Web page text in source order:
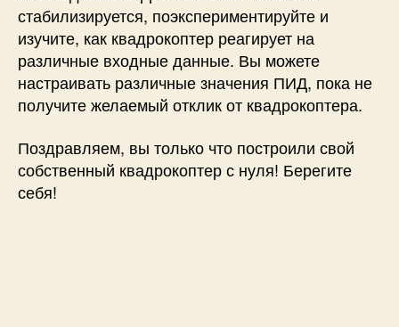
стабилизируется, поэкспериментируйте и
изучите, как квадрокоптер реагирует на
различные входные данные. Вы можете
настраивать различные значения ПИД, пока не
получите желаемый отклик от квадрокоптера.
Поздравляем, вы только что построили свой
собственный квадрокоптер с нуля! Берегите
себя!